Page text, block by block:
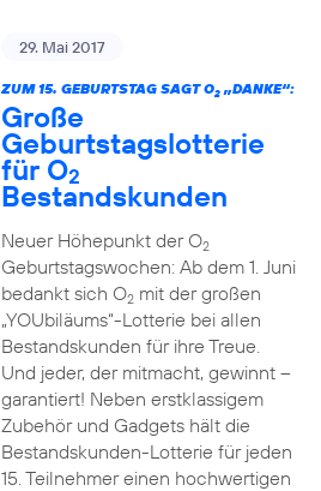
29. Mai 2017
ZUM 15. GEBURTSTAG SAGT O2„DANKE“:
Große
Geburtstagslotterie
für O2
Bestandskunden
Neuer Höhepunkt der O2
Geburtstagswochen: Ab dem 1. Juni
bedankt sich O2mit der großen
„YOUbiläums“-Lotterie bei allen
Bestandskunden für ihre Treue.
Und jeder, der mitmacht, gewinnt –
garantiert! Neben erstklassigem
Zubehör und Gadgets hält die
Bestandskunden-Lotterie für jeden
15. Teilnehmer einen hochwertigen